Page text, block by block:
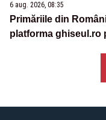
6 aug. 2026, 08:35
Primăriile din
platforma ghiseul.ro